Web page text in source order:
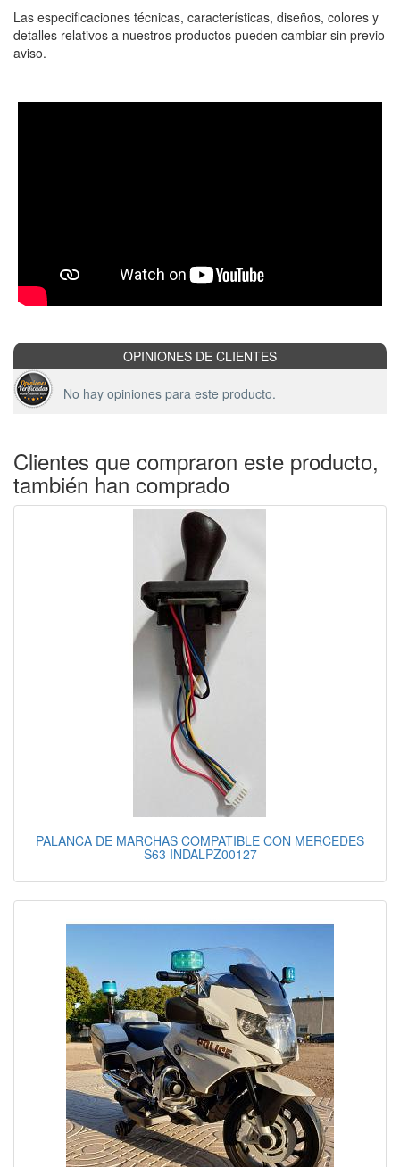
Las especificaciones técnicas, características, diseños, colores y
detalles relativos a nuestros productos pueden cambiar sin previo
aviso.
OPINIONES DE CLIENTES
No hay opiniones para este producto.
Clientes que compraron este producto,
también han comprado
PALANCA DE MARCHAS COMPATIBLE CON MERCEDES
S63 INDALPZ00127